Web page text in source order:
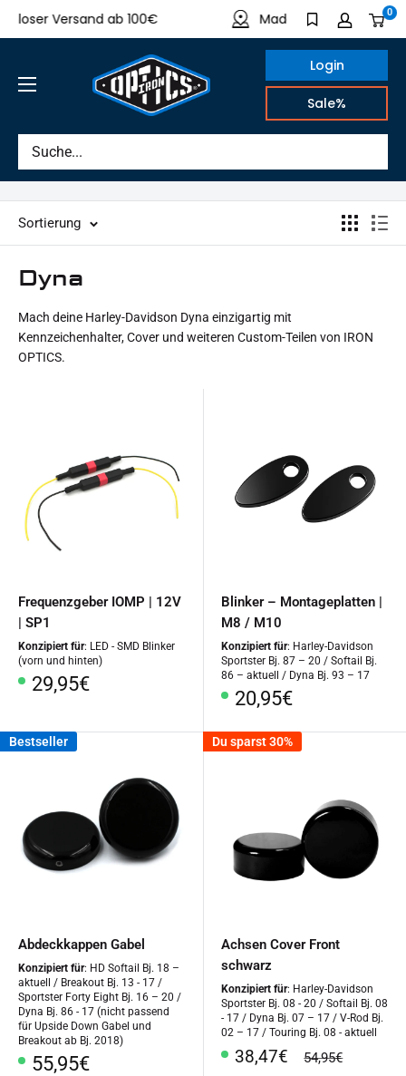
Direkt
zum
Versand ab 100€ Made in Germany 0
IRON
Login
Sale%
Sortierung
Dyna
Mach deine Harley-Davidson Dyna einzigartig mit
Kennzeichenhalter, Cover und weiteren Custom-Teilen von IRON
OPTICS.
Frequenzgeber IOMP | 12V
| SP1
Konzipiert für: LED - SMD Blinker
(vorn und hinten)
Sonderpreis
29,95€
Blinker – Montageplatten |
M8 / M10
Konzipiert für: Harley-Davidson
Sportster Bj. 87 – 20 / Softail Bj.
86 – aktuell / Dyna Bj. 93 – 17
Sonderpreis
20,95€
Bestseller
Abdeckkappen Gabel
Konzipiert für: HD Softail Bj. 18 –
aktuell / Breakout Bj. 13 - 17 /
Sportster Forty Eight Bj. 16 – 20 /
Dyna Bj. 86 - 17 (nicht passend
für Upside Down Gabel und
Breakout ab Bj. 2018)
Sonderpreis
55,95€
Du sparst 30%
Achsen Cover Front
schwarz
Konzipiert für: Harley-Davidson
Sportster Bj. 08 - 20 / Softail Bj. 08
- 17 / Dyna Bj. 07 – 17 / V-Rod Bj.
02 – 17 / Touring Bj. 08 - aktuell
Sonderpreis
38,47€ Normalpreis
54,95€